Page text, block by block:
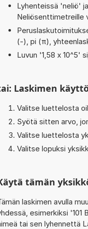
Lyhenteissä 'neliö'
Neliösenttimetreille
(-), pi (π),
Luvun '1,58 x 10^5'
Laskimen
Valitse luettelosta
Syötä sitten arvo,
Valitse luettelosta
Valitse lopuksi
tämän
laskimen avulla
esimerkiksi
tai sen lyhennettä